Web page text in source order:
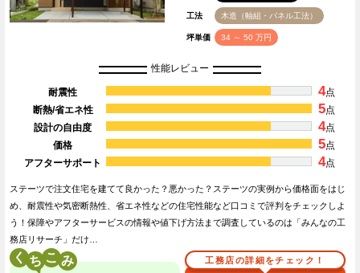
工法 木造（軸組・パネル工法）
坪単価 34 ～ 50 万円
性能レビュー
耐震性 4点
断熱/省エネ性
5点
設計の自由度
4点
価格
5点
アフターサポート
4点
ステーツで注文住宅を建てて良かった？悪かった？ステーツの実例から価格面をはじ
め、耐震性や気密断熱性、省エネ性などの住宅性能など口コミで評判をチェックしよ
う！保障やアフターサービスの情報や値下げ方法まで調査しているのは「みんなの工
務店リサーチ」だけ…
く こ 工務店の詳細をチェック！